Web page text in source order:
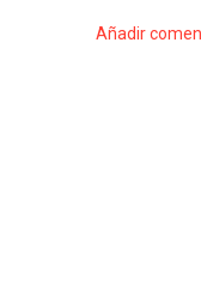
Añadir